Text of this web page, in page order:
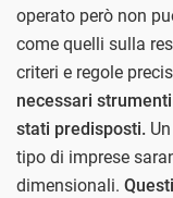
operato però non
come quelli sulla
criteri e regole
necessari
stati predisposti.
tipo di imprese
dimensionali.